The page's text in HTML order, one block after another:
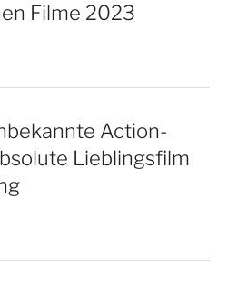
Filme 2023
Action-
Lieblingsfilm